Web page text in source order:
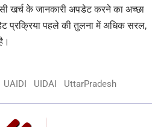
खर्च के जानकारी अपडेट करने का अच्छा
पहले की तुलना में अधिक सरल,
UAIDI UIDAI UttarPradesh